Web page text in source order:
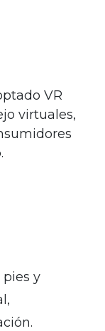
VR
virtuales,
pies y